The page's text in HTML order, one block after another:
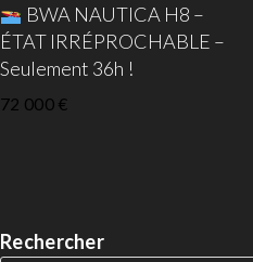
BWA NAUTICA H8 –
ÉTAT IRRÉPROCHABLE –
Seulement 36h !
72 000 €
Rechercher